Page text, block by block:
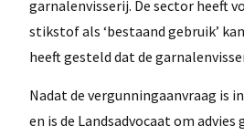
garnalenvisserij. De sector heeft
stikstof als ‘bestaand gebruik’
heeft gesteld dat de
Nadat de vergunningaanvraag is
en is de Landsadvocaat om